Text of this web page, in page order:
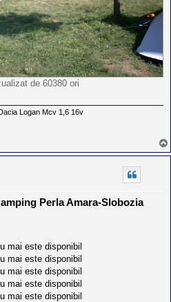
de 60380 ori
Logan Mcv 1,6 16v
Perla Amara-Slobozia
mai este disponibil
mai este disponibil
mai este disponibil
mai este disponibil
mai este disponibil